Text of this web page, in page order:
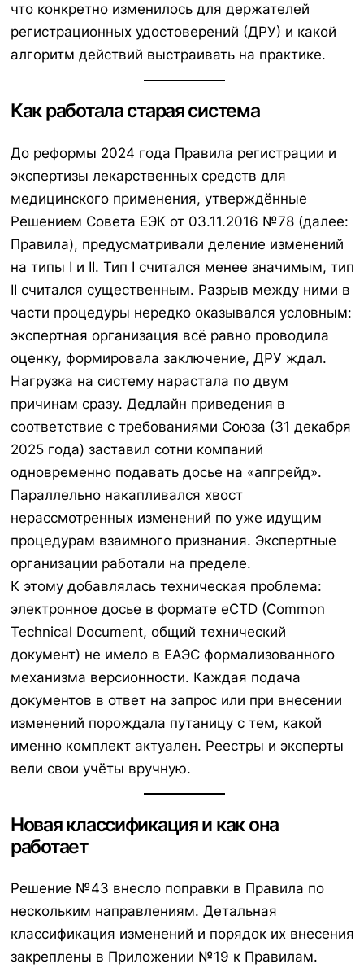
что конкретно изменилось для держателей
регистрационных удостоверений (ДРУ) и какой
алгоритм действий выстраивать на практике.
Как работала старая система
До реформы 2024 года Правила регистрации и
экспертизы лекарственных средств для
медицинского применения, утверждённые
Решением Совета ЕЭК от 03.11.2016 №78 (далее:
Правила), предусматривали деление изменений
на типы I и II. Тип I считался менее значимым, тип
II считался существенным. Разрыв между ними в
части процедуры нередко оказывался условным:
экспертная организация всё равно проводила
оценку, формировала заключение, ДРУ ждал.
Нагрузка на систему нарастала по двум
причинам сразу. Дедлайн приведения в
соответствие с требованиями Союза (31 декабря
2025 года) заставил сотни компаний
одновременно подавать досье на «апгрейд».
Параллельно накапливался хвост
нерассмотренных изменений по уже идущим
процедурам взаимного признания. Экспертные
организации работали на пределе.
К этому добавлялась техническая проблема:
электронное досье в формате eCTD (Common
Technical Document, общий технический
документ) не имело в ЕАЭС формализованного
механизма версионности. Каждая подача
документов в ответ на запрос или при внесении
изменений порождала путаницу с тем, какой
именно комплект актуален. Реестры и эксперты
вели свои учёты вручную.
Новая классификация и как она
работает
Решение №43 внесло поправки в Правила по
нескольким направлениям. Детальная
классификация изменений и порядок их внесения
закреплены в Приложении №19 к Правилам.